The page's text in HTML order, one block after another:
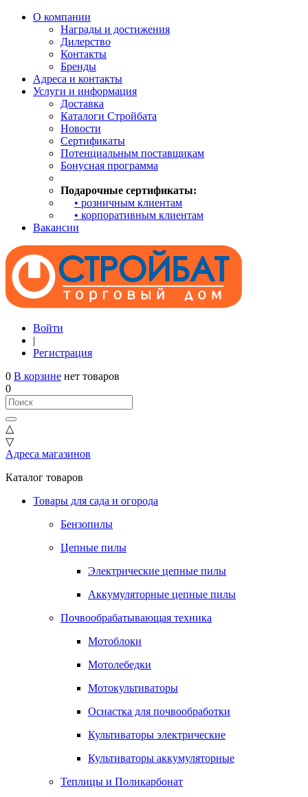
О компании
Награды и достижения
Дилерство
Контакты
Бренды
Адреса и контакты
Услуги и информация
Доставка
Каталоги Стройбата
Новости
Сертификаты
Потенциальным поставщикам
Бонусная программа
Подарочные сертификаты:
• розничным клиентам
• корпоративным клиентам
Вакансии
Войти
|
Регистрация
0 В корзине нет товаров
0
△
▽
Адреса магазинов
Каталог товаров
Товары для сада и огорода
Бензопилы
Цепные пилы
Электрические цепные пилы
Аккумуляторные цепные пилы
Почвообрабатывающая техника
Мотоблоки
Мотолебедки
Мотокультиваторы
Оснастка для почвообработки
Культиваторы электрические
Культиваторы аккумуляторные
Теплицы и Поликарбонат